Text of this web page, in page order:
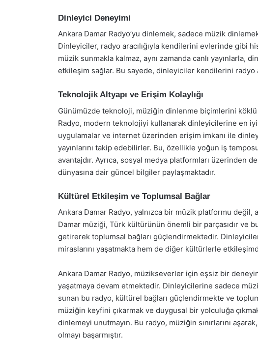
Dinleyici Deneyimi
Ankara Damar Radyo’yu dinlemek, sadece müzik
Dinleyiciler, radyo aracılığıyla kendilerini evlerinde gibi
müzik sunmakla kalmaz, aynı zamanda canlı yayınlarla,
etkileşim sağlar. Bu sayede, dinleyiciler kendilerini
Teknolojik Altyapı ve Erişim Kolaylığı
Günümüzde teknoloji, müziğin dinlenme biçimlerini
Radyo, modern teknolojiyi kullanarak dinleyicilerine en
uygulamalar ve internet üzerinden erişim imkanı ile
yayınlarını takip edebilirler. Bu, özellikle yoğun iş
avantajdır. Ayrıca, sosyal medya platformları üzerinden
dünyasına dair güncel bilgiler paylaşmaktadır.
Kültürel Etkileşim ve Toplumsal Bağlar
Ankara Damar Radyo, yalnızca bir müzik platformu değil,
Damar müziği, Türk kültürünün önemli bir parçasıdır ve
getirerek toplumsal bağları güçlendirmektedir.
miraslarını yaşatmakta hem de diğer kültürlerle
Ankara Damar Radyo, müzikseverler için eşsiz bir
yaşatmaya devam etmektedir. Dinleyicilerine sadece
sunan bu radyo, kültürel bağları güçlendirmekte ve
müziğin keyfini çıkarmak ve duygusal bir yolculuğa
dinlemeyi unutmayın. Bu radyo, müziğin sınırlarını
olmayı başarmıştır.